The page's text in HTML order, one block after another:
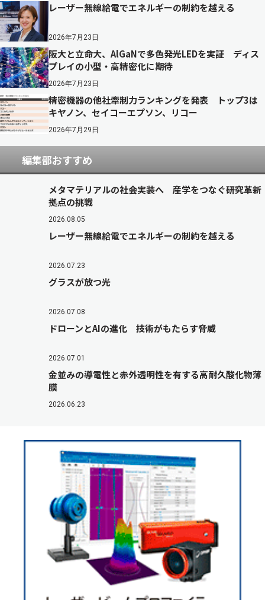
レーザー無線給電でエネルギーの制約を越える
2026年7月23日
阪大と立命大、AlGaNで多色発光LEDを実証 ディス
プレイの小型・高精密化に期待
2026年7月23日
精密機器の他社牽制力ランキングを発表 トップ3は
キヤノン、セイコーエプソン、リコー
2026年7月29日
編集部おすすめ
メタマテリアルの社会実装へ 産学をつなぐ研究革新
拠点の挑戦
2026.08.05
レーザー無線給電でエネルギーの制約を越える
2026.07.23
グラスが放つ光
2026.07.08
ドローンとAIの進化 技術がもたらす脅威
2026.07.01
金並みの導電性と赤外透明性を有する高耐久酸化物薄
膜
2026.06.23